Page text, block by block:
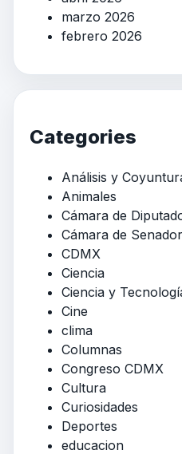
marzo 2026
febrero 2026
Categories
Análisis y
Animales
Cámara de
Cámara de
CDMX
Ciencia
Ciencia y
Cine
clima
Columnas
Congreso CDMX
Cultura
Curiosidades
Deportes
educacion